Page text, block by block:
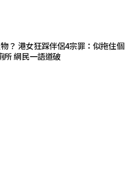
？ 港女狂踩伴侶4宗罪：似拖住個
網民一語道破